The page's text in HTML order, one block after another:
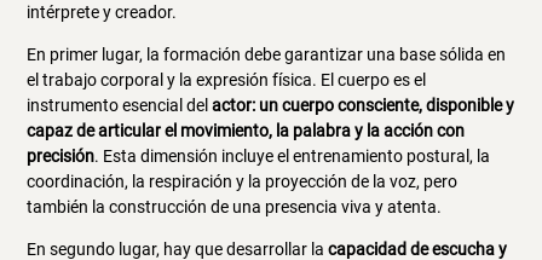
intérprete y creador.
En primer lugar, la formación debe garantizar una base sólida en
el trabajo corporal y la expresión física. El cuerpo es el
instrumento esencial delactor: un cuerpo consciente, disponible y
capaz de articular el movimiento, la palabra y la acción con
precisión. Esta dimensión incluye el entrenamiento postural, la
coordinación, la respiración y la proyección de la voz, pero
también la construcción de una presencia viva y atenta.
En segundo lugar, hay que desarrollar lacapacidad de escucha y